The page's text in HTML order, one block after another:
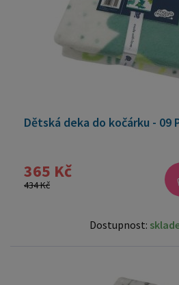
Dětská deka do kočárku - 09
365 Kč
434 Kč
Dostupnost: